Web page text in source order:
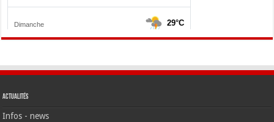
Actualités
Infos - news